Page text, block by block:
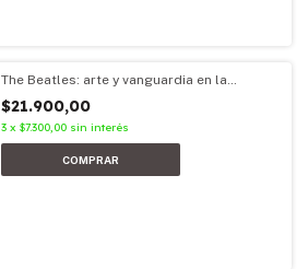
The Beatles: arte y vanguardia en la
$21.900,00
3 x $7.300,00 sin interés